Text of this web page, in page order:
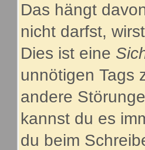
Das hängt
nicht darfst,
Dies ist eine
unnötigen Tags
andere
kannst du es
du beim